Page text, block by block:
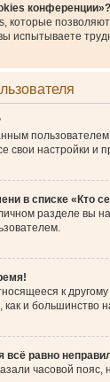
конференции»?
которые
испытываете
свои настройки и
в списке «Кто
разделе вы
к другому
и большинство
всё равно
часовой